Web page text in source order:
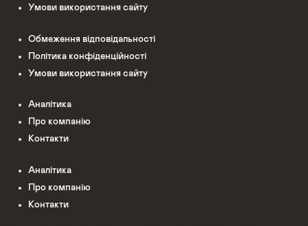
Умови використання сайту
Обмеження відповідальності
Політика конфіденційності
Умови використання сайту
Аналітика
Про компанію
Контакти
Аналітика
Про компанію
Контакти